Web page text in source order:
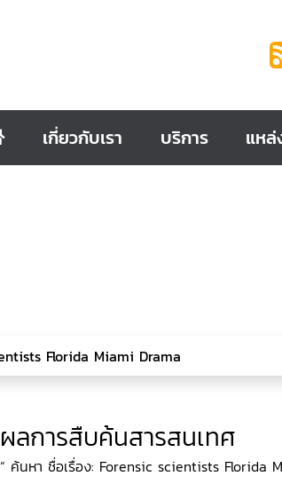
เกี่ยวกับเรา บริการ แหล่
ผลการสืบค้นสารสนเทศ
“ ค้นหา ชื่อเรื่อง: Forensic scientists Florida